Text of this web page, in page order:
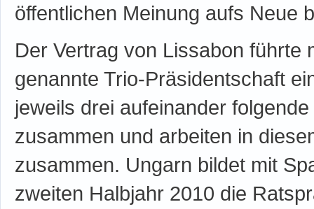
öffentlichen Meinung aufs Neue
Der Vertrag von Lissabon führte
genannte Trio-Präsidentschaft
jeweils drei aufeinander
zusammen und arbeiten in
zusammen. Ungarn bildet mit
zweiten Halbjahr 2010 die